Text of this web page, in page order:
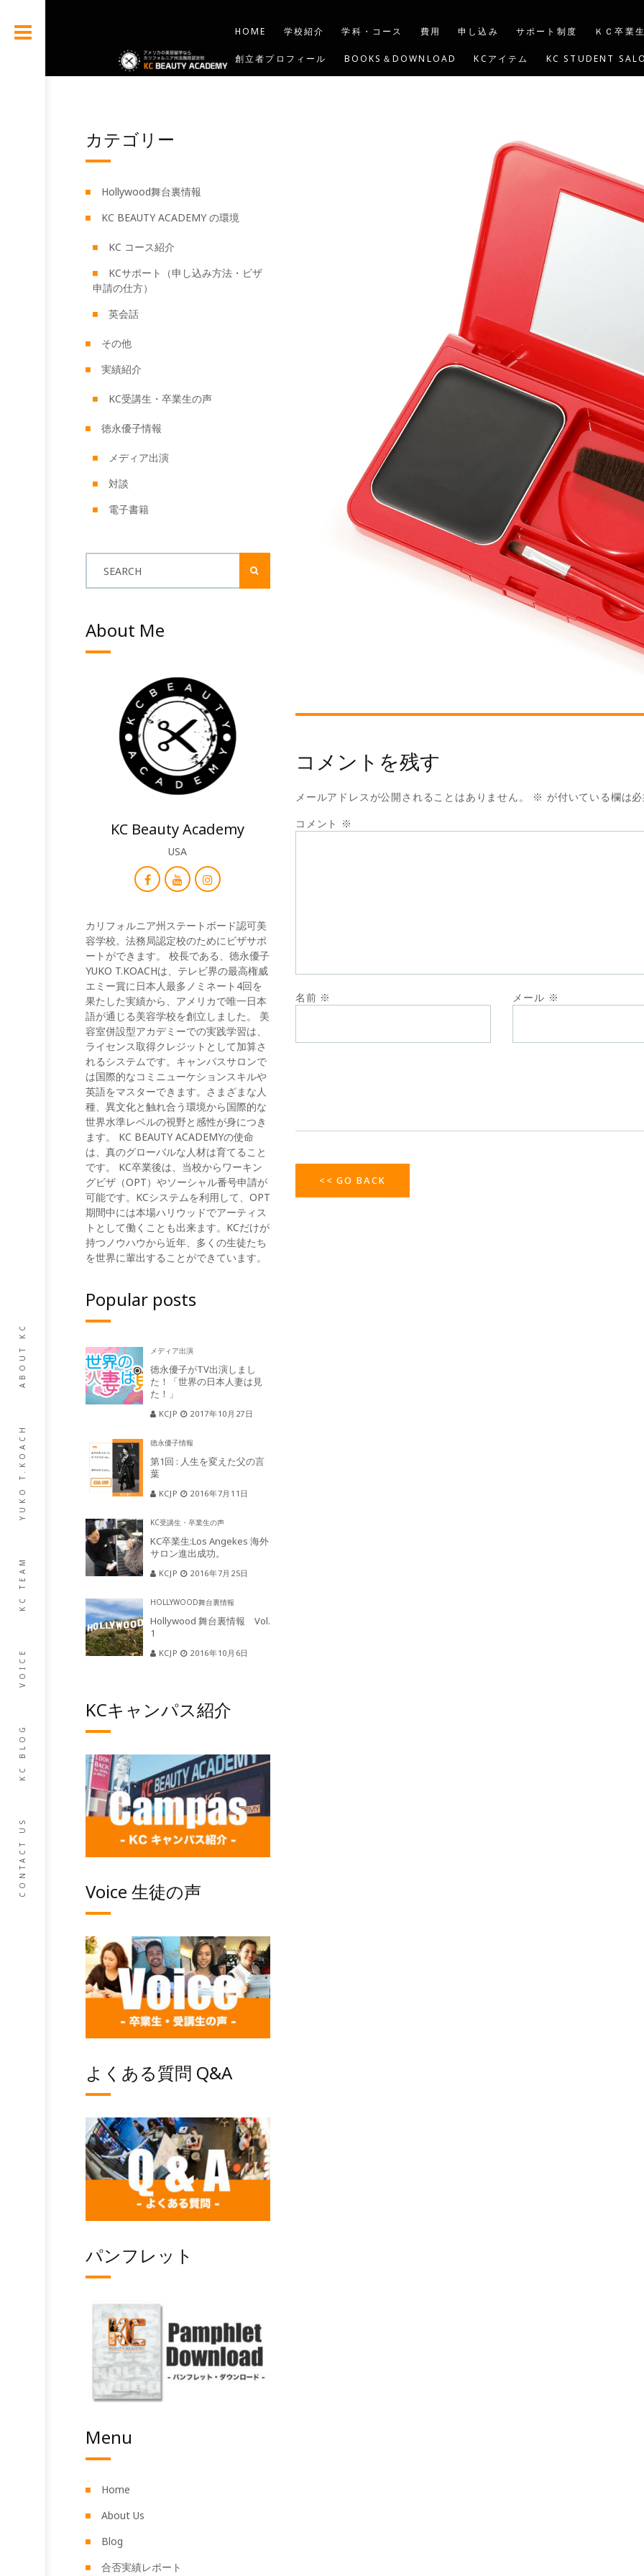
ABOUT KC
YUKO T.KOACH
KC TEAM
VOICE
KC BLOG
CONTACT US
HOME 学校紹介 学科・コース 費用 申し込み サポート制度 ＫＣ卒業
創立者プロフィール BOOKS＆DOWNLOAD KCアイテム KC STUDENT
カテゴリー
Hollywood舞台裏情報
KC BEAUTY ACADEMY の環境
KC コース紹介
KCサポート（申し込み方法・ビザ
申請の仕方）
英会話
その他
実績紹介
KC受講生・卒業生の声
徳永優子情報
メディア出演
対談
電子書籍
SEARCH
About Me
KC Beauty Academy
USA
カリフォルニア州ステートボード認可美
容学校。法務局認定校のためにビザサポ
ートができます。 校長である、徳永優子
YUKO T.KOACHは、テレビ界の最高権威
エミー賞に日本人最多ノミネート4回を
果たした実績から、アメリカで唯一日本
語が通じる美容学校を創立しました。 美
容室併設型アカデミーでの実践学習は、
ライセンス取得クレジットとして加算さ
れるシステムです。キャンパスサロンで
は国際的なコミニューケションスキルや
英語をマスターできます。さまざまな人
種、異文化と触れ合う環境から国際的な
世界水準レベルの視野と感性が身につき
ます。 KC BEAUTY ACADEMYの使命
は、真のグローバルな人材は育てること
です。 KC卒業後は、当校からワーキン
グビザ（OPT）やソーシャル番号申請が
可能です。KCシステムを利用して、OPT
期間中には本場ハリウッドでアーティス
トとして働くことも出来ます。KCだけが
持つノウハウから近年、多くの生徒たち
を世界に輩出することができています。
Popular posts
メディア出演
徳永優子がTV出演しまし
た！「世界の日本人妻は見
た！」
KCJP 2017年10月27日
徳永優子情報
第1回 : 人生を変えた父の言
葉
KCJP 2016年7月11日
KC受講生・卒業生の声
KC卒業生:Los Angekes 海外
サロン進出成功。
KCJP 2016年7月25日
HOLLYWOOD舞台裏情報
Hollywood 舞台裏情報 Vol.
1
KCJP 2016年10月6日
KCキャンパス紹介
Voice 生徒の声
よくある質問 Q&A
パンフレット
Menu
Home
About Us
Blog
合否実績レポート
コメントを残す
メールアドレスが公開されることはありません。 ※ が付いている欄は
コメント ※
名前 ※ メール ※
<< GO BACK